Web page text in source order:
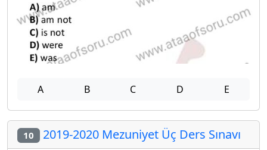
A B C D E
10 2019-2020 Mezuniyet Üç Ders Sınavı